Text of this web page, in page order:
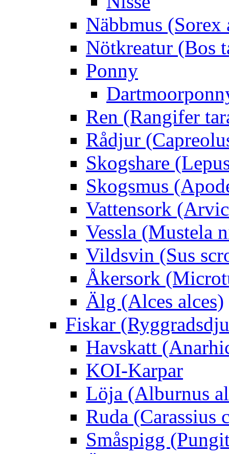
Näbbmus (Sorex
Nötkreatur (Bos
Ponny
Ren (Rangifer
Rådjur
Skogshare
Skogsmus
Vattensork
Vessla (Mustela
Vildsvin (Sus
Åkersork
Älg (Alces alces)
Fiskar
Havskatt
KOI-Karpar
Löja (Alburnus
Ruda (Carassius
Småspigg